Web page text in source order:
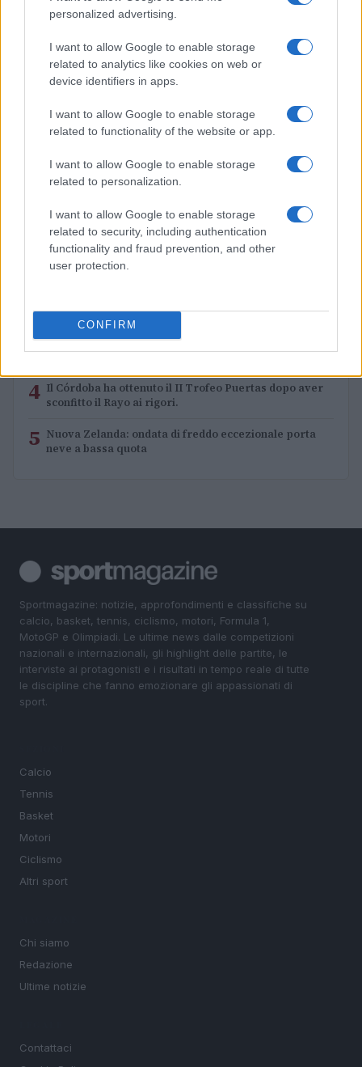
personalized advertising.
I want to allow Google to enable storage
related to analytics like cookies on web or
device identifiers in apps.
I want to allow Google to enable storage
related to functionality of the website or app.
I want to allow Google to enable storage
related to personalization.
I want to allow Google to enable storage
related to security, including authentication
functionality and fraud prevention, and other
user protection.
CONFIRM
Nuova Zelanda: ondata di freddo eccezionale porta
neve a bassa quota
PIÙ LETTI
XPENG Partner del Teatro del Silenzio 2026: Veicoli
Elettrici e Musica in Sinfonia
Formazza e Valle Antrona
3 Scoperte carcasse di moto e motori in container
destinati al Senegal
4 Il Córdoba ha ottenuto il II Trofeo Puertas dopo aver
sconfitto il Rayo ai rigori.
5 Nuova Zelanda: ondata di freddo eccezionale porta
neve a bassa quota
Sportmagazine: notizie, approfondimenti e classifiche su
calcio, basket, tennis, ciclismo, motori, Formula 1,
MotoGP e Olimpiadi. Le ultime news dalle competizioni
nazionali e internazionali, gli highlight delle partite, le
interviste ai protagonisti e i risultati in tempo reale di tutte
le discipline che fanno emozionare gli appassionati di
sport.
Calcio
Tennis
Basket
Motori
Ciclismo
Altri sport
Chi siamo
Redazione
Ultime notizie
Contattaci